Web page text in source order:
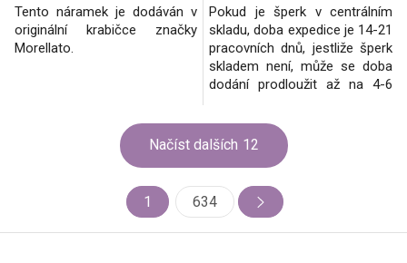
Tento náramek je dodáván v
originální krabičce značky
Morellato.
Pokud je šperk v centrálním
skladu, doba expedice je 14-21
pracovních dnů, jestliže šperk
skladem není, může se doba
dodání prodloužit až na 4-6
Načíst dalších 12
1 634